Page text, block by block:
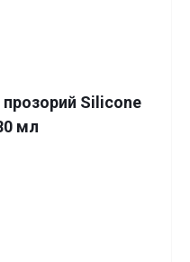
прозорий Silicone
мл